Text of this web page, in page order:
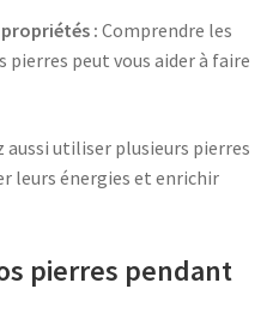
:Comprendre les
pierres peut vous aider à faire
aussi utiliser plusieurs pierres
leurs énergies et enrichir
pierres pendant